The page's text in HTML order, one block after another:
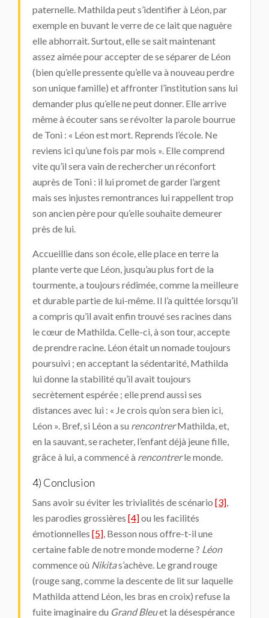
paternelle. Mathilda peut s’identifier à Léon, par
exemple en buvant le verre de ce lait que naguère
elle abhorrait. Surtout, elle se sait maintenant
assez aimée pour accepter de se séparer de Léon
(bien qu’elle pressente qu’elle va à nouveau perdre
son unique famille) et affronter l’institution sans lui
demander plus qu’elle ne peut donner. Elle arrive
même à écouter sans se révolter la parole bourrue
de Toni : « Léon est mort. Reprends l’école. Ne
reviens ici qu’une fois par mois ». Elle comprend
vite qu’il sera vain de rechercher un réconfort
auprès de Toni : il lui promet de garder l’argent
mais ses injustes remontrances lui rappellent trop
son ancien père pour qu’elle souhaite demeurer
près de lui.
Accueillie dans son école, elle place en terre la
plante verte que Léon, jusqu’au plus fort de la
tourmente, a toujours rédimée, comme la meilleure
et durable partie de lui-même. Il l’a quittée lorsqu’il
a compris qu’il avait enfin trouvé ses racines dans
le cœur de Mathilda. Celle-ci, à son tour, accepte
de prendre racine. Léon était un nomade toujours
poursuivi ; en acceptant la sédentarité, Mathilda
lui donne la stabilité qu’il avait toujours
secrètement espérée ; elle prend aussi ses
distances avec lui : « Je crois qu’on sera bien ici,
Léon ». Bref, si Léon a su rencontrerMathilda, et,
en la sauvant, se racheter, l’enfant déjà jeune fille,
grâce à lui, a commencé à rencontrerle monde.
4) Conclusion
Sans avoir su éviter les trivialités de scénario [3],
les parodies grossières [4]ou les facilités
émotionnelles [5], Besson nous offre-t-il une
certaine fable de notre monde moderne ? Léon
commence où Nikitas’achève. Le grand rouge
(rouge sang, comme la descente de lit sur laquelle
Mathilda attend Léon, les bras en croix) refuse la
fuite imaginaire du Grand Bleuet la désespérance